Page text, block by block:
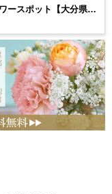
ースポット【大分県一